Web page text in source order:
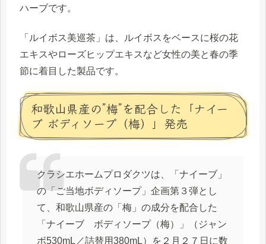
ハーブです。
「ルイボス美巡茶」は、ルイボスをベースに桜の花
エキスやローズヒップエキスなど女性の美と春の季
節に着目した製品です。
和歌山県産の”梅”を配合した「ナイー
ブ ボディソープ（梅）」発売
クラシエホームプロダクツは、「ナイーブ」
の「ご当地ボディソープ」企画第３弾とし
て、和歌山県産の「梅」の成分を配合した
「ナイーブ ボディソープ（梅）」（ジャン
ボ530mL／詰替用380mL）を２月２７日に数